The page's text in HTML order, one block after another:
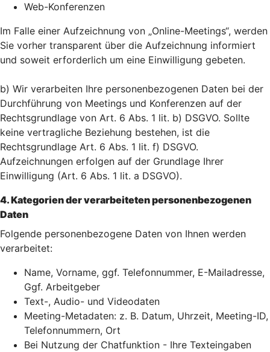
Web-Konferenzen
Im Falle einer Aufzeichnung von „Online-Meetings“, werden
Sie vorher transparent über die Aufzeichnung informiert
und soweit erforderlich um eine Einwilligung gebeten.
b) Wir verarbeiten Ihre personenbezogenen Daten bei der
Durchführung von Meetings und Konferenzen auf der
Rechtsgrundlage von Art. 6 Abs. 1 lit. b) DSGVO. Sollte
keine vertragliche Beziehung bestehen, ist die
Rechtsgrundlage Art. 6 Abs. 1 lit. f) DSGVO.
Aufzeichnungen erfolgen auf der Grundlage Ihrer
Einwilligung (Art. 6 Abs. 1 lit. a DSGVO).
4. Kategorien der verarbeiteten personenbezogenen
Daten
Folgende personenbezogene Daten von Ihnen werden
verarbeitet:
Name, Vorname, ggf. Telefonnummer, E-Mailadresse,
Ggf. Arbeitgeber
Text-, Audio- und Videodaten
Meeting-Metadaten: z. B. Datum, Uhrzeit, Meeting-ID,
Telefonnummern, Ort
Bei Nutzung der Chatfunktion - Ihre Texteingaben